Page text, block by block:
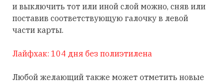
и выключить тот или иной слой можно, сняв или
поставив соответствующую галочку в левой
части карты.
Лайфхак: 104 дня без полиэтилена
Любой желающий также может отметить новые